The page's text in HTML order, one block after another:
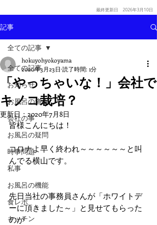
最終更新日 2026年3月10日
記事
全ての記事
お知らせ
お風呂の痛み
会社の事
お風呂の疑問
時事問題
私事
お風呂の機能
食レポ
キッチン
全ての記事
「やっちゃいな！」会社で
キノコ栽培？
hokuyohyokoyama
2020年3月23日 読了時間: 1分
更新日：2020年7月8日
皆様こんにちは！
コロナよ早く終われ～～～～～～と叫
んでる横山です。
先日当社の事務員さんが「ホワイトデ
ーに頂きました～」と見せてもらった
のが